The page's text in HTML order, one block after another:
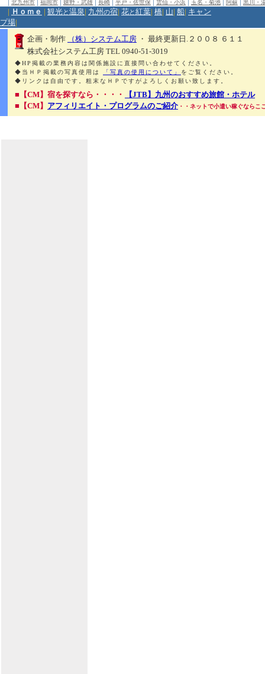
北九州市 福岡市 嬉野・武雄 長崎 平戸・佐世保 雲仙・小浜 玉名・菊池 阿蘇 黒川・
| Ｈｏｍｅ | 観光と温泉| 九州 の宿| 花と紅葉| 橋| 山| 船| キャン
プ場|
企画・制作
（株）システム工房 ・ 最終更新日.２００８ ６１１
株式会社システム工房 TEL 0940-51-3019
◆HP掲載の業務内容は関係施設に直接問い合わせてください。
◆当ＨＰ掲載の写真使用は
「写真の使用について」 をご覧ください。
◆リンクは自由です。粗末なＨＰですがよろしくお願い致します。
■【CM】宿を探すなら・・・・
【JTB】九州のおすすめ旅館・ホテル
■【CM】 アフィリエイト・プログラムのご紹介 ・・ネットで小遣い稼ぐならこ